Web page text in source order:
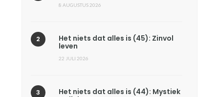
8 AUGUSTUS 2026
Het niets dat alles is (45): Zinvol
leven
22 JULI 2026
Het niets dat alles is (44): Mystiek